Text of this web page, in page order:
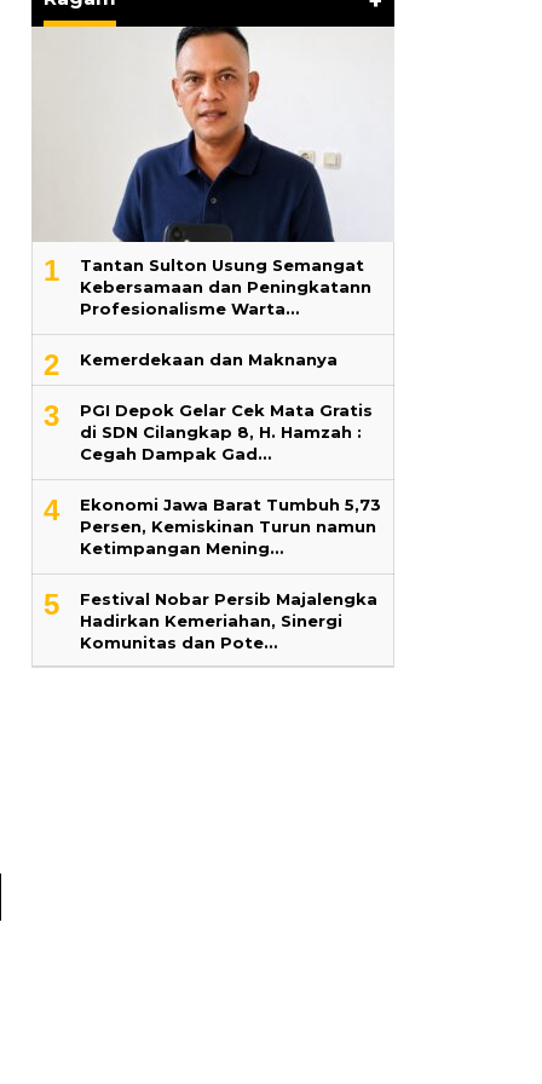
1
‎Tantan Sulton Usung Semangat
Kebersamaan dan Peningkatann
Profesionalisme Warta…
2 Kemerdekaan dan Maknanya
3
PGI Depok Gelar Cek Mata Gratis
di SDN Cilangkap 8, H. Hamzah :
Cegah Dampak Gad…
4
Ekonomi Jawa Barat Tumbuh 5,73
Persen, Kemiskinan Turun namun
Ketimpangan Mening…
5
Festival Nobar Persib Majalengka
Hadirkan Kemeriahan, Sinergi
Komunitas dan Pote…